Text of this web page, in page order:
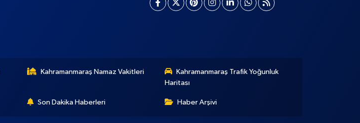
Kahramanmaraş Namaz Vakitleri
Kahramanmaraş Trafik Yoğunluk
Haritası
Son Dakika Haberleri Haber Arşivi